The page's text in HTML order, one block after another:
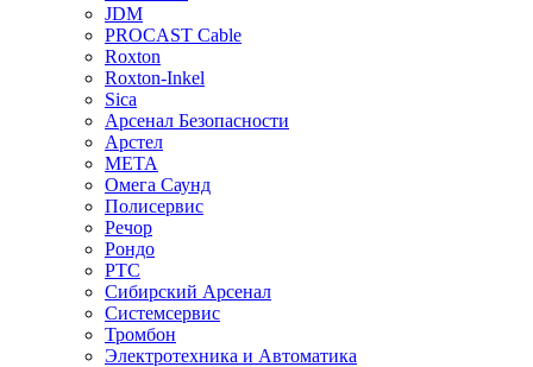
JDM
PROCAST Cable
Roxton
Roxton-Inkel
Sica
Арсенал Безопасности
Арстел
МЕТА
Омега Саунд
Полисервис
Речор
Рондо
РТС
Сибирский Арсенал
Системсервис
Тромбон
Электротехника и Автоматика